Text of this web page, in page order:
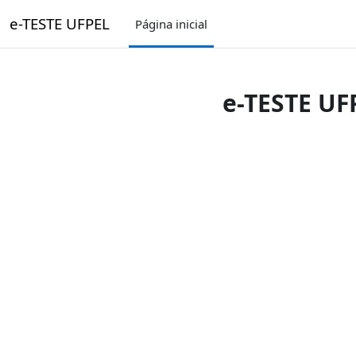
e-TESTE UFPEL Página inicial
e-TESTE